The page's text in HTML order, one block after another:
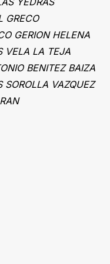
GRECO
GERION HELENA
VELA LA TEJA
BENITEZ BAIZA
SOROLLA VAZQUEZ